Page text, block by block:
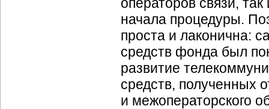
начала процедуры.
проста и лаконична:
средств фонда был
развитие
средств, полученных
и межоператорского